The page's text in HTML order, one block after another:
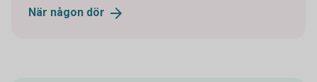
När någon dör